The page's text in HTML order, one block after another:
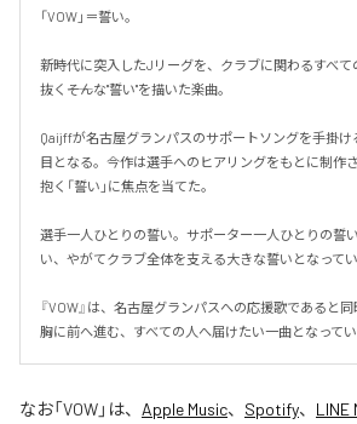
「VOW」＝誓い。
新時代に突入したJリーグを、クラブに関わるすべて
抜く――そんな"誓い"を描いた楽曲。
Qaijffが名古屋グランパスのサポートソングを手掛け
目となる。今作は選手へのヒアリングをもとに制作
抱く「誓い」に焦点を当てた。
選手一人ひとりの誓い。サポーター一人ひとりの誓
い、やがてクラブ全体を支える大きな誓いとなってい
『VOW』は、名古屋グランパスへの応援歌であると
胸に前へ進む、すべての人へ届けたい一曲となってい
なお「VOW」は、 Apple Music、 Spotify、 LINE